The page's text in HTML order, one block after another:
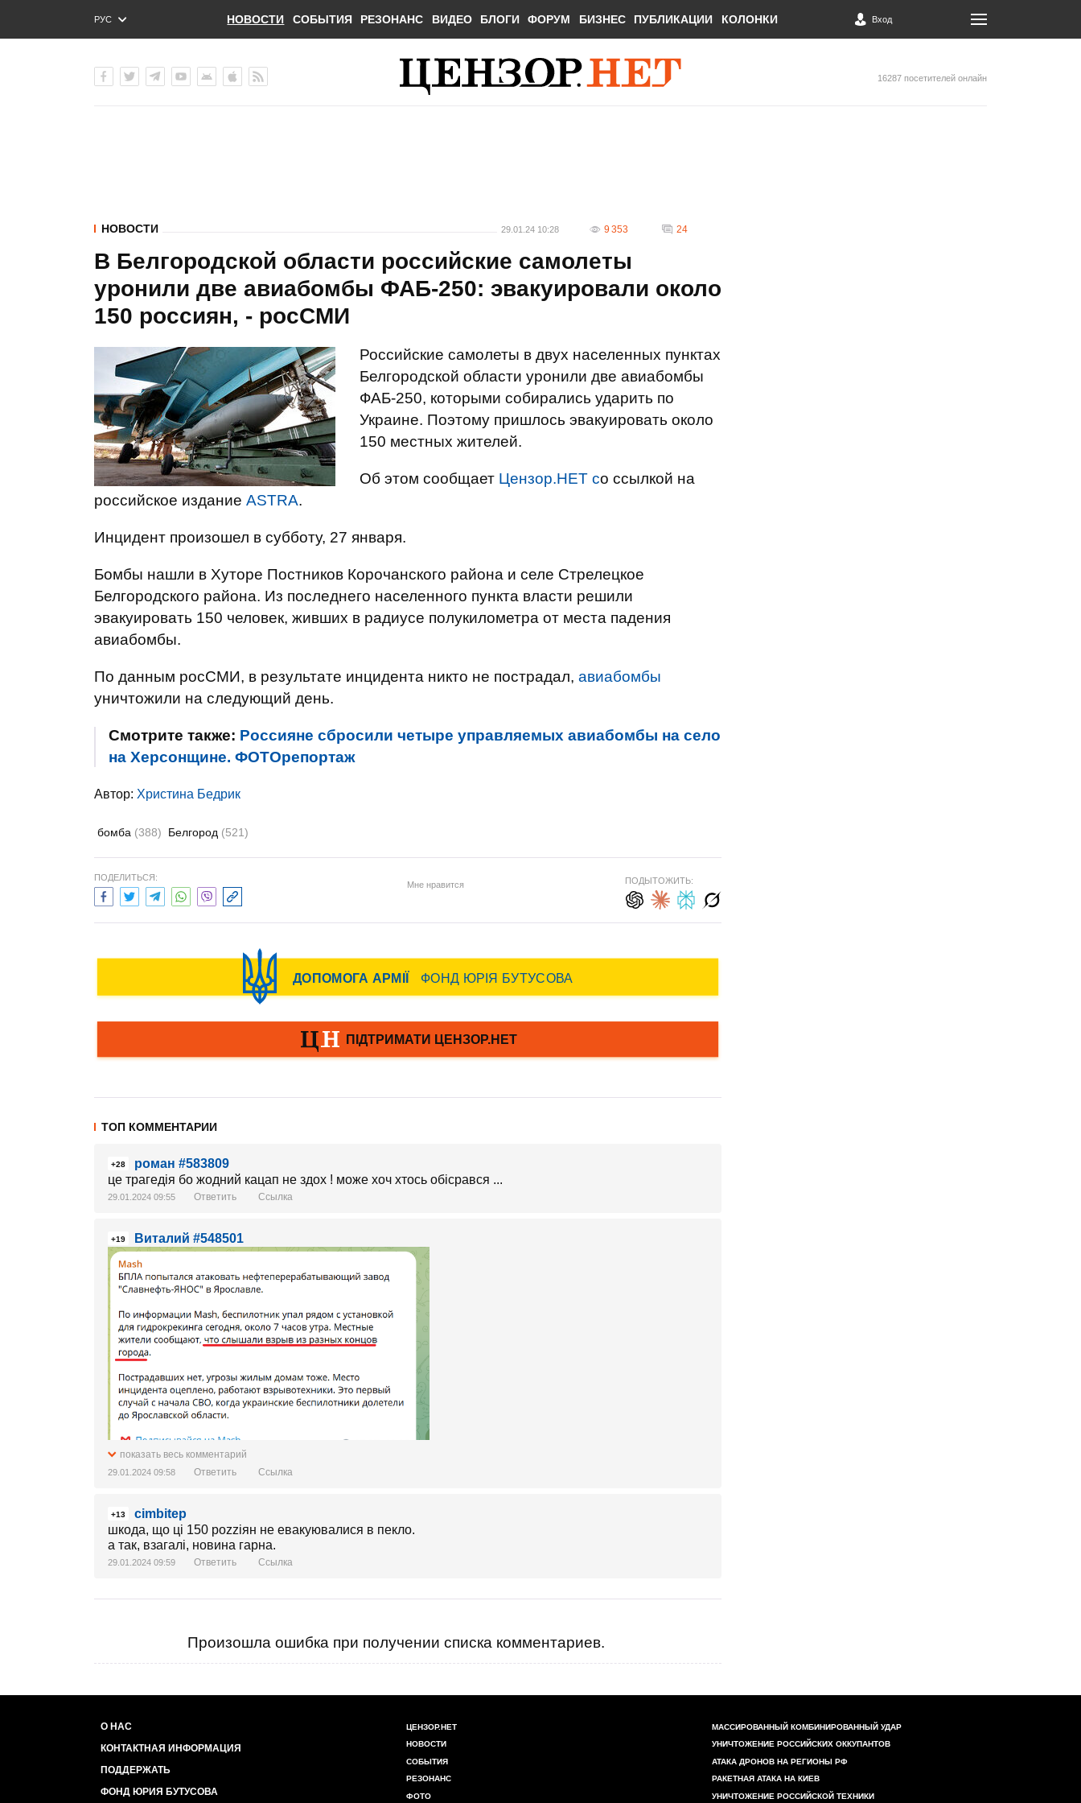
РУС
ENG
НОВОСТИ СОБЫТИЯ РЕЗОНАНС ВИДЕО БЛОГИ ФОРУМ БИЗНЕС ПУБЛИКАЦИИ КОЛОНКИ Вход
16287 посетителей онлайн
НОВОСТИ 29.01.24 10:28 9 353 24
В Белгородской области российские самолеты
уронили две авиабомбы ФАБ-250: эвакуировали около
150 россиян, - росСМИ
Российские самолеты в двух населенных пунктах
Белгородской области уронили две авиабомбы
ФАБ-250, которыми собирались ударить по
Украине. Поэтому пришлось эвакуировать около
150 местных жителей.
Об этом сообщает Цензор.НЕТ со ссылкой на
российское издание ASTRA.
Инцидент произошел в субботу, 27 января.
Бомбы нашли в Хуторе Постников Корочанского района и селе Стрелецкое
Белгородского района. Из последнего населенного пункта власти решили
эвакуировать 150 человек, живших в радиусе полукилометра от места падения
авиабомбы.
По данным росСМИ, в результате инцидента никто не пострадал, авиабомбы
уничтожили на следующий день.
Смотрите также: Россияне сбросили четыре управляемых авиабомбы на село
на Херсонщине. ФОТОрепортаж
Автор: Христина Бедрик
бомба (388) Белгород (521)
ПОДЕЛИТЬСЯ:
Мне нравится ПОДЫТОЖИТЬ:
ТОП КОММЕНТАРИИ
+28
роман #583809
це трагедія бо жодний кацап не здох ! може хоч хтось обісрався ...
29.01.2024 09:55 Ответить Ссылка
+19 Виталий #548501
показать весь комментарий
29.01.2024 09:58 Ответить Ссылка
+13
cimbitep
шкода, що ці 150 роzzіян не евакуювалися в пекло.
а так, взагалі, новина гарна.
29.01.2024 09:59 Ответить Ссылка
Произошла ошибка при получении списка комментариев.
О НАС
КОНТАКТНАЯ ИНФОРМАЦИЯ
ПОДДЕРЖАТЬ
ФОНД ЮРИЯ БУТУСОВА
ЦЕНЗОР.НЕТ
НОВОСТИ
СОБЫТИЯ
РЕЗОНАНС
ФОТО
МАССИРОВАННЫЙ КОМБИНИРОВАННЫЙ УДАР
УНИЧТОЖЕНИЕ РОССИЙСКИХ ОККУПАНТОВ
АТАКА ДРОНОВ НА РЕГИОНЫ РФ
РАКЕТНАЯ АТАКА НА КИЕВ
УНИЧТОЖЕНИЕ РОССИЙСКОЙ ТЕХНИКИ